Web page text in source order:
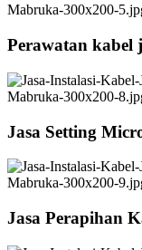
Perawatan kabel
Jasa Setting
Jasa Perapihan